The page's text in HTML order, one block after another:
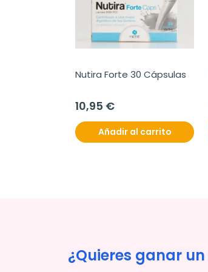
Nutira Forte 30 Cápsulas
10,95 €
Añadir al carrito
¿Quieres ganar un